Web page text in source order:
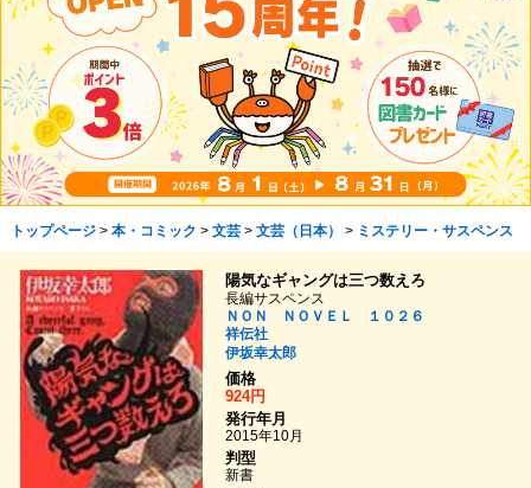
トップページ> 本・コミック > 文芸> 文芸（日本） > ミステリー・サスペンス
陽気なギャングは三つ数えろ
長編サスペンス
ＮＯＮ ＮＯＶＥＬ １０２６
祥伝社
伊坂幸太郎
価格
924円
発行年月
2015年10月
判型
新書